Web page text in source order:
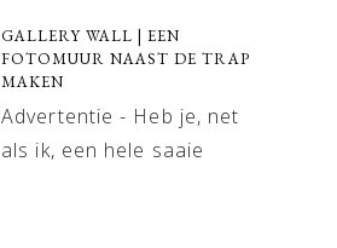
GALLERY WALL | EEN
FOTOMUUR NAAST DE TRAP
MAKEN
Advertentie - Heb je, net
als ik, een hele saaie